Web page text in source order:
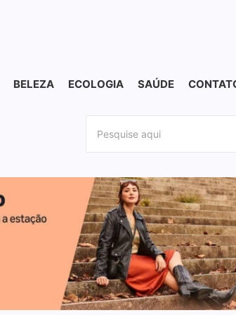
BELEZA ECOLOGIA SAÚDE